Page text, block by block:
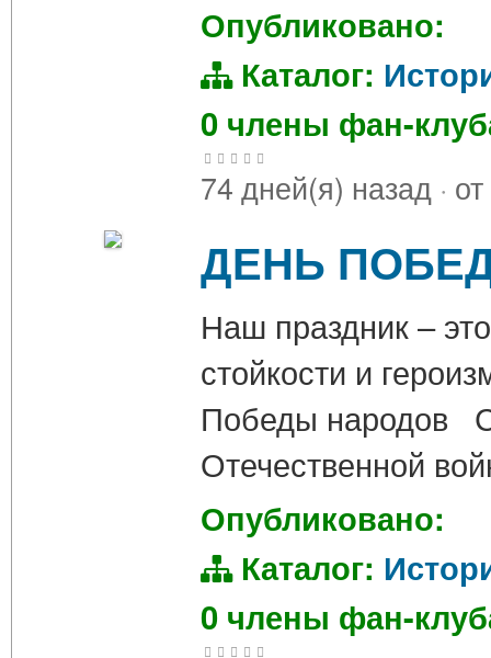
Опубликовано:
Каталог:
0 члены фан-
74 дней(я) назад · от
ДЕНЬ
Наш праздник –
стойкости и
Победы народов
Отечественной
Опубликовано:
Каталог:
0 члены фан-